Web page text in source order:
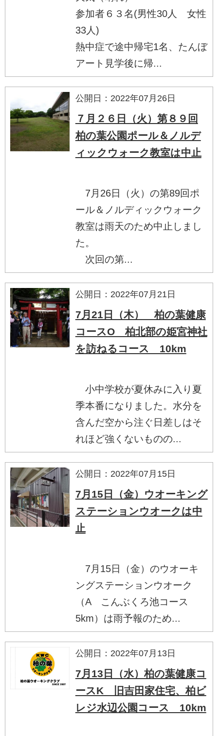
参加者６３名(男性30人 女性
33人)
熱中症で途中帰宅1名、たんぼ
アート見学後に帰...
公開日：2022年07月26日
７月２６日（火）第８９回
柏の葉公園ポール＆ノルデ
ィックウォーク教室は中止
7月26日（火）の第89回ポ
ール＆ノルディックウォーク
教室は雨天のため中止しまし
た。
次回の第...
公開日：2022年07月21日
7月21日（木） 柏の葉健康
コースO 柏北部の姫宮神社
を訪ねるコース 10km
小中学校が夏休みに入り夏
季本番になりました。水分を
含んだ空から注ぐ日差しはそ
れほど強くないものの...
公開日：2022年07月15日
7月15日（金）ウオーキング
ステーションウオークは中
止
7月15日（金）のウオーキ
ングステーションウオーク
（A こんぶくろ池コース
5km）は雨予報のため...
公開日：2022年07月13日
7月13日（水）柏の葉健康コ
ースK 旧吉田家住宅、柏ビ
レジ水辺公園コース 10km